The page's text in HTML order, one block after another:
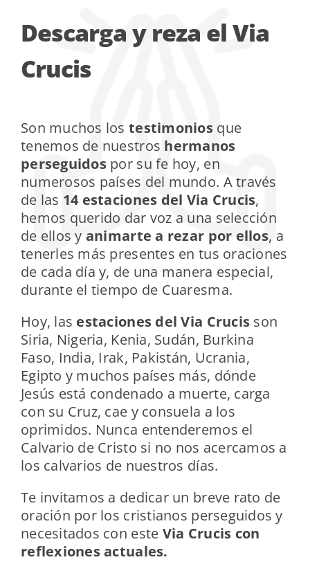
Descarga y reza el Via
Crucis
Son muchos lostestimonios que
tenemos de nuestros hermanos
perseguidospor su fe hoy, en
numerosos países del mundo. A través
de las 14 estaciones del Via Crucis,
hemos querido dar voz a una selección
de ellos y animarte a rezar por ellos, a
tenerles más presentes en tus oraciones
de cada día y, de una manera especial,
durante el tiempo de Cuaresma.
Hoy, las estaciones del Via Crucis son
Siria, Nigeria, Kenia, Sudán, Burkina
Faso, India, Irak, Pakistán, Ucrania,
Egipto y muchos países más, dónde
Jesús está condenado a muerte, carga
con su Cruz, cae y consuela a los
oprimidos. Nunca entenderemos el
Calvario de Cristo si no nos acercamos a
los calvarios de nuestros días.
Te invitamos a dedicar un breve rato de
oración por los cristianos perseguidos y
necesitados con este Via Crucis con
reflexiones actuales.